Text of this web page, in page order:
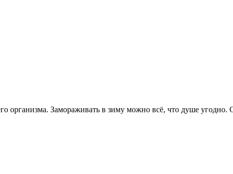
Замораживать в зиму можно всё, что душе угодно.